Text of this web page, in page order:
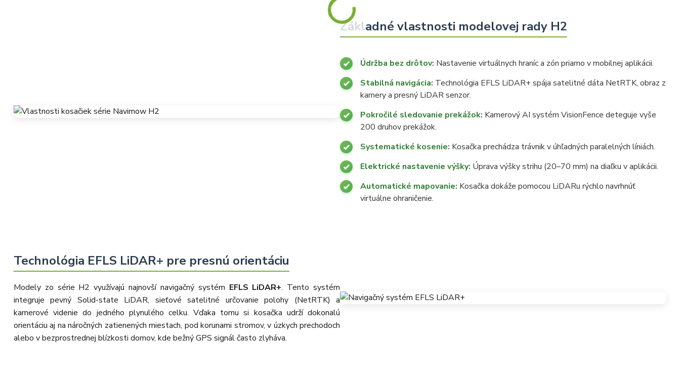
Základné vlastnosti modelovej rady H2
Údržba bez drôtov: Nastavenie virtuálnych hraníc a zón priamo v mobilnej aplikácii.
Stabilná navigácia: Technológia EFLS LiDAR+ spája satelitné dáta NetRTK, obraz z
kamery a presný LiDAR senzor.
Pokročilé sledovanie prekážok: Kamerový AI systém VisionFence deteguje vyše
200 druhov prekážok.
Systematické kosenie: Kosačka prechádza trávnik v úhľadných paralelných líniách.
Elektrické nastavenie výšky: Úprava výšky strihu (20–70 mm) na diaľku v aplikácii.
Automatické mapovanie: Kosačka dokáže pomocou LiDARu rýchlo navrhnúť
virtuálne ohraničenie.
Technológia EFLS LiDAR+ pre presnú orientáciu
Modely zo série H2 využívajú najnovší navigačný systém EFLS LiDAR+. Tento systém
integruje pevný Solid-state LiDAR, sieťové satelitné určovanie polohy (NetRTK) a
kamerové videnie do jedného plynulého celku. Vďaka tomu si kosačka udrží dokonalú
orientáciu aj na náročných zatienených miestach, pod korunami stromov, v úzkych prechodoch
alebo v bezprostrednej blízkosti domov, kde bežný GPS signál často zlyháva.